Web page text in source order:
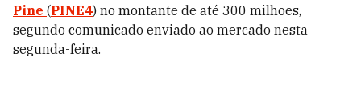
Pine (PINE4) no montante de até 300 milhões,
segundo comunicado enviado ao mercado nesta
segunda-feira.